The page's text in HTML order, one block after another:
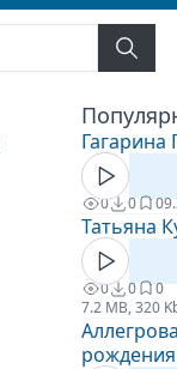
Гагарина
0 0 0
Татьяна
0 0
0
7.2 MB, 320
рождения